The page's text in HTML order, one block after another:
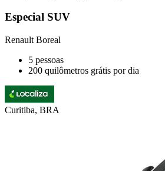
Especial SUV
Renault Boreal
5 pessoas
200 quilômetros grátis por dia
Curitiba, BRA